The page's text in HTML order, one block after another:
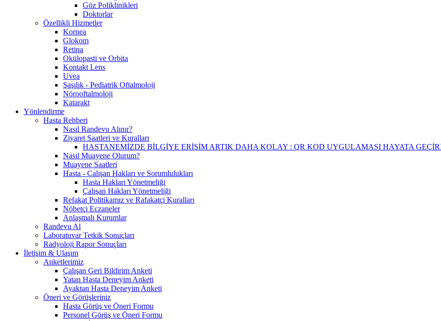
Göz Poliklinikleri
Doktorlar
Özellikli Hizmetler
Kornea
Glokom
Retina
Okülopasti ve Orbita
Kontakt Lens
Uvea
Şaşılık - Pediatrik Oftalmoloji
Nörooftalmoloji
Katarakt
Yönlendirme
Hasta Rehberi
Nasıl Randevu Alınır?
Ziyaret Saatleri ve Kuralları
HASTANEMİZDE BİLGİYE ERİŞİM ARTIK DAHA KOLAY : QR KOD UYGULAMASI HAYATA
Nasıl Muayene Olurum?
Muayene Saatleri
Hasta - Çalışan Hakları ve Sorumlulukları
Hasta Hakları Yönetmeliği
Çalışan Hakları Yönetmeliği
Refakat Politikamız ve Rafakatçi Kuralları
Nöbetçi Eczaneler
Anlaşmalı Kurumlar
Randevu Al
Laboratuvar Tetkik Sonuçları
Radyoloji Rapor Sonuçları
İletişim & Ulaşım
Anketlerimiz
Çalışan Geri Bildirim Anketi
Yatan Hasta Deneyim Anketi
Ayaktan Hasta Deneyim Anketi
Öneri ve Görüşleriniz
Hasta Görüş ve Öneri Formu
Personel Görüş ve Öneri Formu